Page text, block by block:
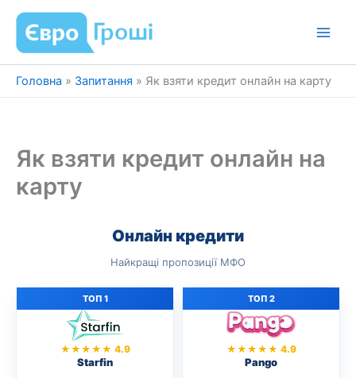
Перейти
вмісту
Головна » Запитання » Як взяти кредит онлайн на карту
Як взяти кредит онлайн на
карту
Онлайн кредити
Найкращі пропозиції МФО
ТОП 1
★★★★★ 4.9
Starfin
ТОП 2
★★★★★ 4.9
Pango